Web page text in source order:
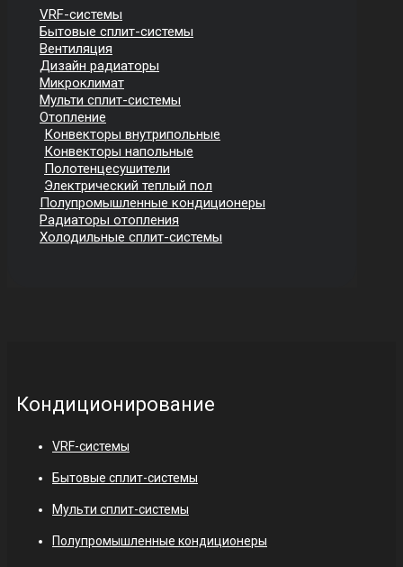
VRF-системы
Бытовые сплит-системы
Вентиляция
Дизайн радиаторы
Микроклимат
Мульти сплит-системы
Отопление
Конвекторы внутрипольные
Конвекторы напольные
Полотенцесушители
Электрический теплый пол
Полупромышленные кондиционеры
Радиаторы отопления
Холодильные сплит-системы
Кондиционирование
VRF-системы
Бытовые сплит-системы
Мульти сплит-системы
Полупромышленные кондиционеры